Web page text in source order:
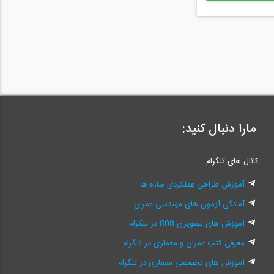
مارا دنبال کنید:
کانال های تلگرام
آموزش طراحی عملکردی سازه ها
آمادگی آزمون های مهندسی عمران
آموزش های تصویری 808 در تلگرام
معرفی کتب عمران و معماری در تلگرام
آموزش های تخصصی معماری در تلگرام